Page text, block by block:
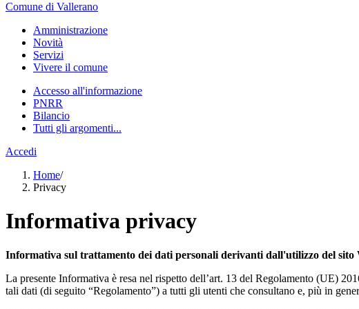
Comune di Vallerano
Amministrazione
Novità
Servizi
Vivere il comune
Accesso all'informazione
PNRR
Bilancio
Tutti gli argomenti...
Accedi
Home/
Privacy
Informativa privacy
Informativa sul trattamento dei dati personali derivanti dall'utilizzo del sito
La presente Informativa è resa nel rispetto dell’art. 13 del Regolamento (UE)
tali dati (di seguito “Regolamento”) a tutti gli utenti che consultano e, più in